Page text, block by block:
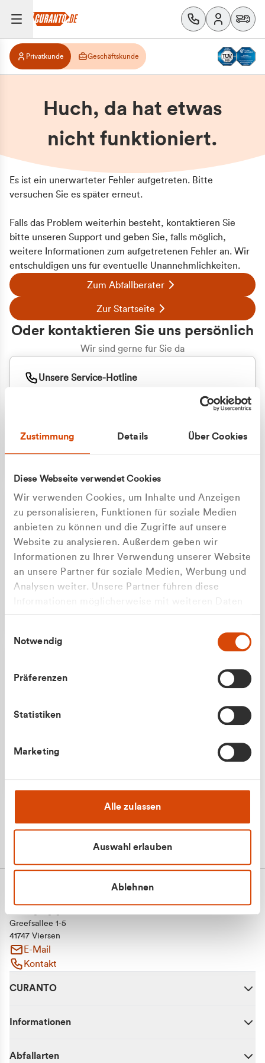
Zustimmung Details Über Cookies
Diese Webseite verwendet Cookies
Wir verwenden Cookies, um Inhalte und Anzeigen
zu personalisieren, Funktionen für soziale Medien
anbieten zu können und die Zugriffe auf unsere
Website zu analysieren. Außerdem geben wir
Informationen zu Ihrer Verwendung unserer Website
an unsere Partner für soziale Medien, Werbung und
Analysen weiter. Unsere Partner führen diese
gesammelt haben.
Notwendig
Präferenzen
Statistiken
Marketing
Alle zulassen
Auswahl erlauben
Ablehnen
Privatkunde Geschäftskunde
Huch, da hat etwas
nicht funktioniert.
Es ist ein unerwarteter Fehler aufgetreten. Bitte
versuchen Sie es später erneut.
Falls das Problem weiterhin besteht, kontaktieren Sie
bitte unseren Support und geben Sie, falls möglich,
weitere Informationen zum aufgetretenen Fehler an. Wir
entschuldigen uns für eventuelle Unannehmlichkeiten.
Zum Abfallberater
Zur Startseite
Oder kontaktieren Sie uns persönlich
Wir sind gerne für Sie da
Unsere Service-Hotline
+49 177 8376058
Apilash Balanesan
Greefsallee 1-5
41747 Viersen
E-Mail
Kontakt
CURANTO
Informationen
Abfallarten